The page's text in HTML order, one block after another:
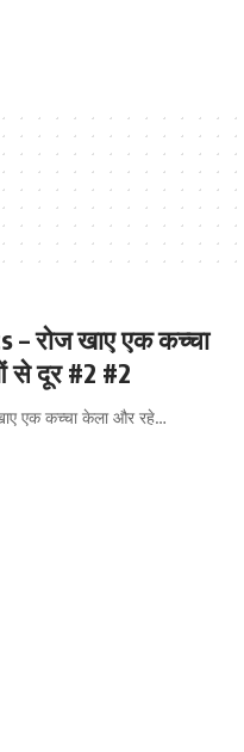
– रोज खाए एक कच्चा
से दूर #2 #2
एक कच्चा केला और रहे…